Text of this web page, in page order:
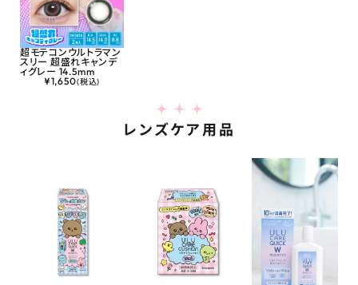
超モテコンウルトラマン
スリー 超盛れキャンデ
ィグレー 14.5mm
¥1,650(税込)
レンズケア用品